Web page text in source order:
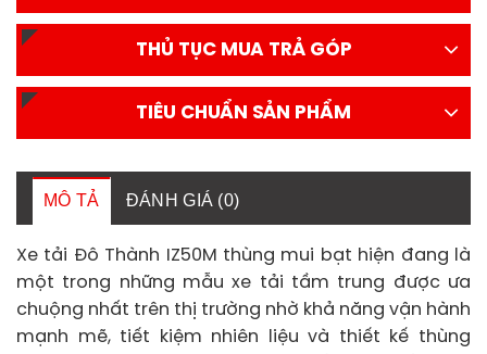
THỦ TỤC MUA TRẢ GÓP
TIÊU CHUẨN SẢN PHẨM
MÔ TẢ ĐÁNH GIÁ (0)
Xe tải Đô Thành IZ50M thùng mui bạt hiện đang là
một trong những mẫu xe tải tầm trung được ưa
chuộng nhất trên thị trường nhờ khả năng vận hành
mạnh mẽ, tiết kiệm nhiên liệu và thiết kế thùng